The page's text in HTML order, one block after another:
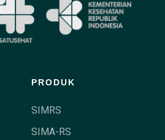
PRODUK
SIMRS
SIMA-RS